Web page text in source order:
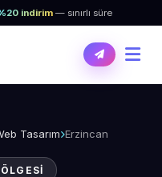
indirim — sınırlı süre
Tasarım Erzincan